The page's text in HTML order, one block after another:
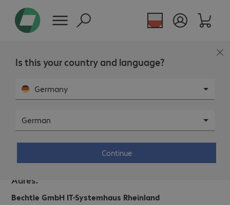
Is this your country and language?
Germany
German
Continue
Bechtle IT System House Cologne.
Adres.
Bechtle GmbH IT-Systemhaus Rheinland